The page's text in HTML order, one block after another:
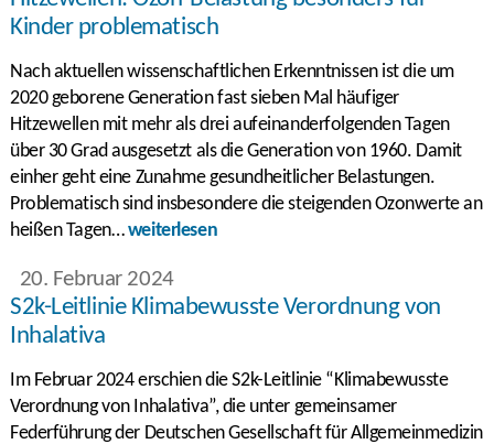
Kinder problematisch
Nach aktuellen wissenschaftlichen Erkenntnissen ist die um
2020 geborene Generation fast sieben Mal häufiger
Hitzewellen mit mehr als drei aufeinanderfolgenden Tagen
über 30 Grad ausgesetzt als die Generation von 1960. Damit
einher geht eine Zunahme gesundheitlicher Belastungen.
Problematisch sind insbesondere die steigenden Ozonwerte an
heißen Tagen…weiterlesen
20. Februar 2024
S2k-Leitlinie Klimabewusste Verordnung von
Inhalativa
Im Februar 2024 erschien die S2k-Leitlinie “Klimabewusste
Verordnung von Inhalativa”, die unter gemeinsamer
Federführung der Deutschen Gesellschaft für Allgemeinmedizin